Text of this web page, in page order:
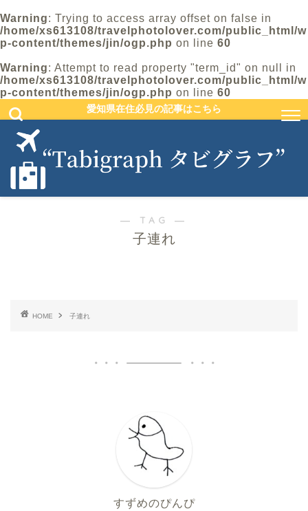
Warning: Trying to access array offset on false in
/home/xs613108/travelphotolover.com/public_html/w
p-content/themes/jin/ogp.php on line 60
Warning: Attempt to read property "term_id" on null in
/home/xs613108/travelphotolover.com/public_html/w
p-content/themes/jin/ogp.php on line 60
愛知県在住必見の記事はこちら
― TAG ―
子連れ
HOME 子連れ
すずめのぴんぴ